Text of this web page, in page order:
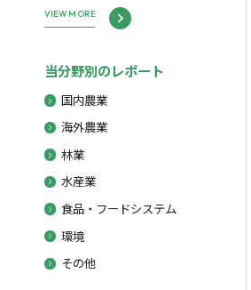
VIEW MORE
当分野別のレポート
国内農業
海外農業
林業
水産業
食品・フードシステム
環境
その他